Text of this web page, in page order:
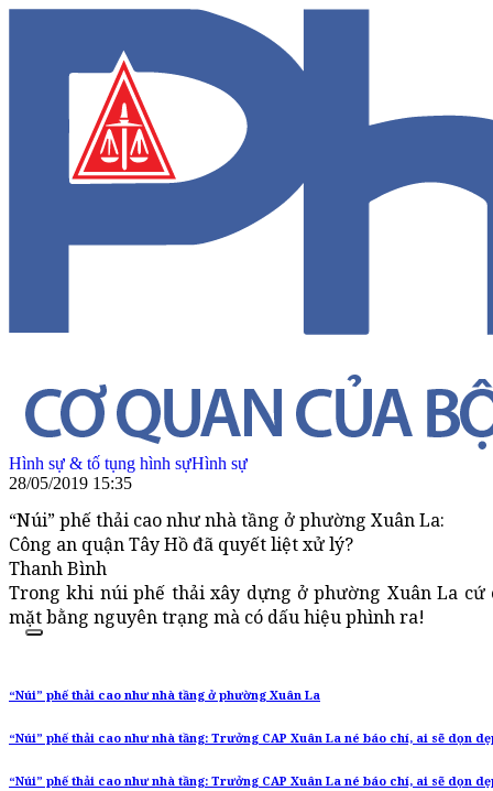
Hình sự & tố tụng hình sựHình sự
28/05/2019 15:35
“Núi” phế thải cao như nhà tầng ở phường Xuân La:
Công an quận Tây Hồ đã quyết liệt xử lý?
Thanh Bình
Trong khi núi phế thải xây dựng ở phường Xuân La
mặt bằng nguyên trạng mà có dấu hiệu phình ra!
“Núi” phế thải cao như nhà tầng ở phường Xuân La
“Núi” phế thải cao như nhà tầng: Trưởng CAP Xuân La né báo chí, ai sẽ dọn
“Núi” phế thải cao như nhà tầng: Trưởng CAP Xuân La né báo chí, ai sẽ dọn